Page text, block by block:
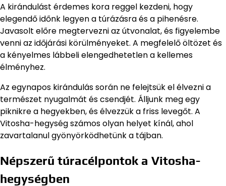
A kirándulást érdemes kora reggel kezdeni, hogy
elegendő időnk legyen a túrázásra és a pihenésre.
Javasolt előre megtervezni az útvonalat, és figyelembe
venni az időjárási körülményeket. A megfelelő öltözet és
a kényelmes lábbeli elengedhetetlen a kellemes
élményhez.
Az egynapos kirándulás során ne felejtsük el élvezni a
természet nyugalmát és csendjét. Álljunk meg egy
piknikre a hegyekben, és élvezzük a friss levegőt. A
Vitosha-hegység számos olyan helyet kínál, ahol
zavartalanul gyönyörködhetünk a tájban.
Népszerű túracélpontok a Vitosha-
hegységben